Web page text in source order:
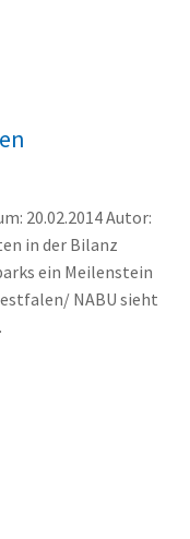
20.02.2014 Autor:
in der Bilanz
ein Meilenstein
NABU sieht